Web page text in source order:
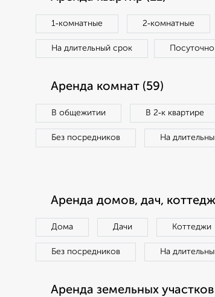
1‑комнатные 2‑комнатные
На длительный срок Посуточно
Аренда комнат (59)
В общежитии В 2‑к квартире
Без посредников На
Аренда домов, дач,
Дома Дачи Коттеджи
Без посредников На
Аренда земельных участков